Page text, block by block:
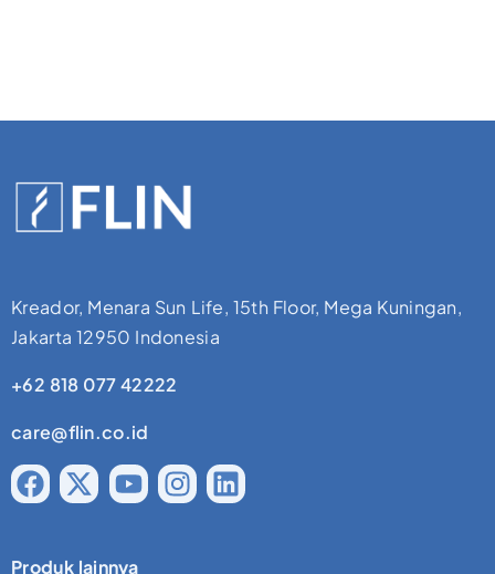
Kreador, Menara Sun Life, 15th Floor, Mega Kuningan,
Jakarta 12950 Indonesia
+62 818 077 42222
care@flin.co.id
Produk lainnya